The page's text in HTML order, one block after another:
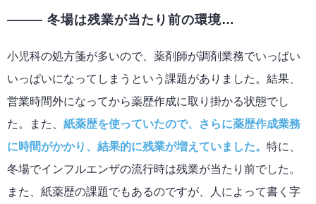
冬場は残業が当たり前の環境…
小児科の処方箋が多いので、薬剤師が調剤業務でいっぱい
いっぱいになってしまうという課題がありました。結果、
営業時間外になってから薬歴作成に取り掛かる状態でし
た。また、 紙薬歴を使っていたので、さらに薬歴作成業務
に時間がかかり、結果的に残業が増えていました。 特に、
冬場でインフルエンザの流行時は残業が当たり前でした。
また、紙薬歴の課題でもあるのですが、人によって書く字